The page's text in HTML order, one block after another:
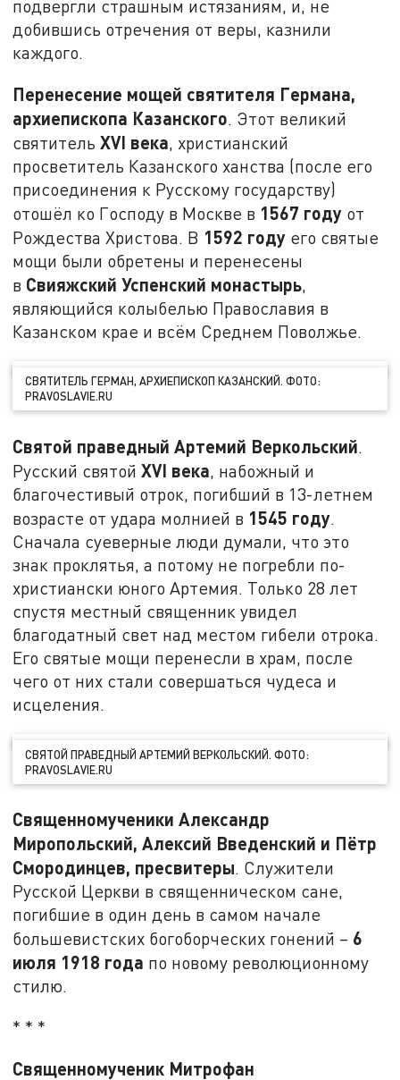
подвергли страшным истязаниям, и, не
добившись отречения от веры, казнили
каждого.
Перенесение мощей святителя Германа,
архиепископа Казанского. Этот великий
святительXVI века, христианский
просветитель Казанского ханства (после его
присоединения к Русскому государству)
отошёл ко Господу в Москве в 1567 году от
Рождества Христова. В 1592 году его святые
мощи были обретены и перенесены
в Свияжский Успенский монастырь,
являющийся колыбелью Православия в
Казанском крае и всём Среднем Поволжье.
СВЯТИТЕЛЬ ГЕРМАН, АРХИЕПИСКОП КАЗАНСКИЙ. ФОТО:
PRAVOSLAVIE.RU
Святой праведный Артемий Веркольский.
Русский святойXVI века, набожный и
благочестивый отрок, погибший в 13-летнем
возрасте от удара молнией в 1545 году.
Сначала суеверные люди думали, что это
знак проклятья, а потому не погребли по-
христиански юного Артемия. Только 28 лет
спустя местный священник увидел
благодатный свет над местом гибели отрока.
Его святые мощи перенесли в храм, после
чего от них стали совершаться чудеса и
исцеления.
СВЯТОЙ ПРАВЕДНЫЙ АРТЕМИЙ ВЕРКОЛЬСКИЙ. ФОТО:
PRAVOSLAVIE.RU
Священномученики Александр
Миропольский, Алексий Введенский и Пётр
Смородинцев, пресвитеры. Служители
Русской Церкви в священническом сане,
погибшие в один день в самом начале
большевистских богоборческих гонений – 6
июля 1918 года по новому революционному
стилю.
* * *
Священномученик Митрофан